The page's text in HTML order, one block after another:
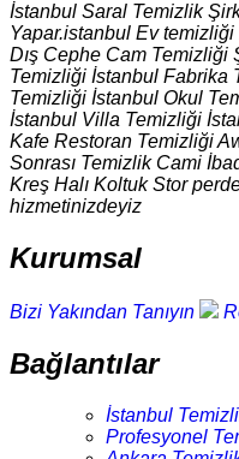
İstanbul Saral Temizlik
Yapar.istanbul Ev
Dış Cephe Cam Temizliği
Temizliği İstanbul Fabrika
Temizliği İstanbul Okul
İstanbul Villa Temizliği
Kafe Restoran Temizliği
Sonrası Temizlik Cami
Kreş Halı Koltuk Stor
hizmetinizdeyiz
Kurumsal
Bizi Yakından Tanıyın
Bağlantılar
İstanbul
Profesyonel